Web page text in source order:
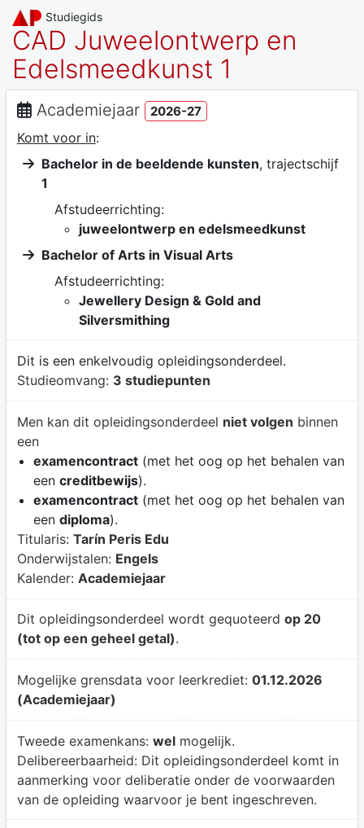
Studiegids
CAD Juweelontwerp en
Edelsmeedkunst 1
Academiejaar 2026-27
Komt voor in:
Bachelor in de beeldende kunsten, trajectschijf
1
Afstudeerrichting:
juweelontwerp en edelsmeedkunst
Bachelor of Arts in Visual Arts
Afstudeerrichting:
Jewellery Design & Gold and
Silversmithing
Dit is een enkelvoudig opleidingsonderdeel.
Studieomvang: 3 studiepunten
Men kan dit opleidingsonderdeel niet volgen binnen
een
examencontract(met het oog op het behalen van
een creditbewijs).
examencontract(met het oog op het behalen van
een diploma).
Titularis: Tarín Peris Edu
Onderwijstalen: Engels
Kalender: Academiejaar
Dit opleidingsonderdeel wordt gequoteerd op 20
(tot op een geheel getal).
Mogelijke grensdata voor leerkrediet: 01.12.2026
(Academiejaar)
Tweede examenkans: welmogelijk.
Delibereerbaarheid: Dit opleidingsonderdeel komt in
aanmerking voor deliberatie onder de voorwaarden
van de opleiding waarvoor je bent ingeschreven.